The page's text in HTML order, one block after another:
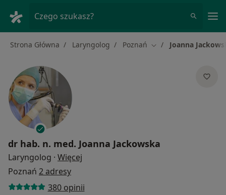
Czego szukasz?
Strona Główna Laryngolog Poznań Zmień miasto
Joanna
dr hab. n. med. Joanna Jackowska
Laryngolog · Więcej
Poznań 2 adresy
380 opinii